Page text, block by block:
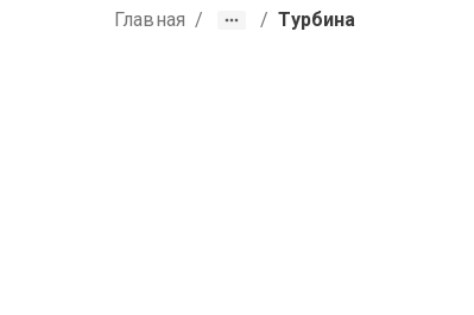
Главная / / Турбина